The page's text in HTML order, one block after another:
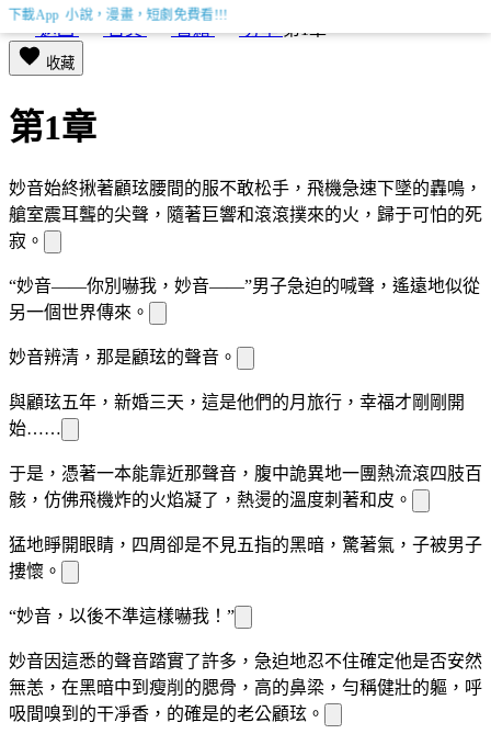
下載App 小說，漫畫，短劇免費看!!!
返回 首頁 書籍 分享 第1章
收藏
第1章
妙音始終揪著顧玹腰間的服不敢松手，飛機急速下墜的轟鳴，
艙室震耳聾的尖聲，隨著巨響和滾滾撲來的火，歸于可怕的死
寂。
“妙音——你別嚇我，妙音——”男子急迫的喊聲，遙遠地似從
另一個世界傳來。
妙音辨清，那是顧玹的聲音。
與顧玹五年，新婚三天，這是他們的月旅行，幸福才剛剛開
始……
于是， 憑著一本能靠近那聲音，腹中詭異地一團熱流滾四肢百
骸，仿佛飛機炸的火焰凝了 ，熱燙的溫度刺著和皮 。
猛地睜開眼睛，四周卻是不見五指的黑暗， 驚著氣， 子被男子
摟懷。
“妙音，以後不準這樣嚇我！”
妙音因這悉的聲音踏實了許多，急迫地忍不住確定他是否安然
無恙，在黑暗中到瘦削的腮骨，高的鼻梁，勻稱健壯的軀，呼
吸間嗅到的干凈香，的確是的老公顧玹。